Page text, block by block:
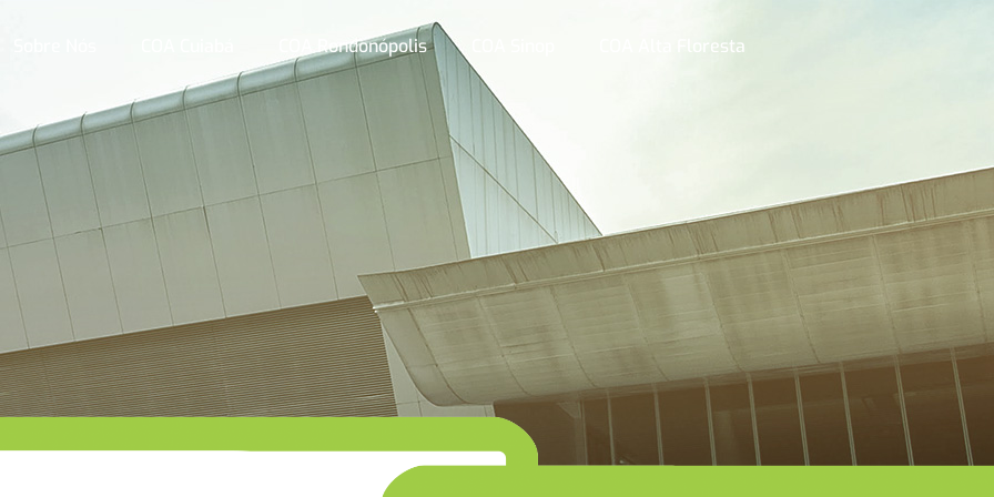
COA Rondonópolis COA Alta Floresta